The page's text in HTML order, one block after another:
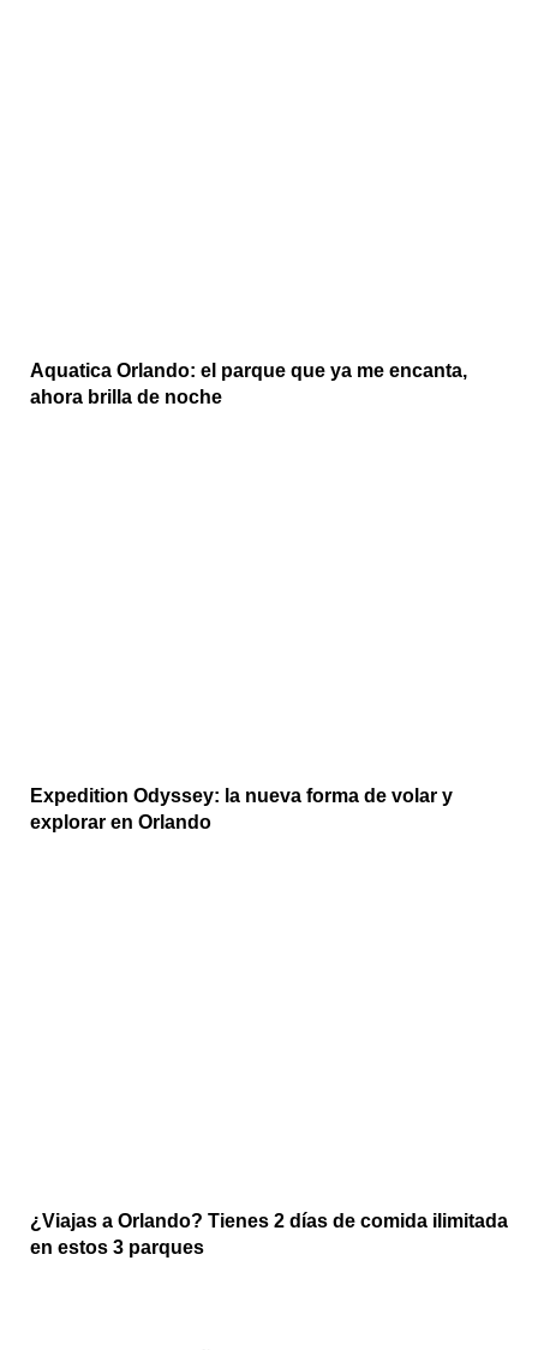
Aquatica Orlando: el parque que ya me encanta,
ahora brilla de noche
Expedition Odyssey: la nueva forma de volar y
explorar en Orlando
¿Viajas a Orlando? Tienes 2 días de comida ilimitada
en estos 3 parques